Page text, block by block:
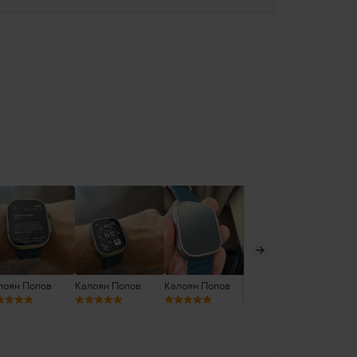
Попов Калоян Попов Калоян Попов